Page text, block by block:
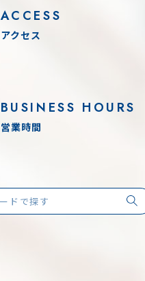
ACCESS
アクセス
BUSINESS HOURS
営業時間